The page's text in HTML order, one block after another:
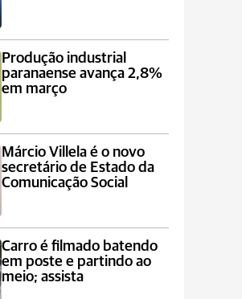
Produção industrial
paranaense avança 2,8%
em março
Márcio Villela é o novo
secretário de Estado da
Comunicação Social
Carro é filmado batendo
em poste e partindo ao
meio; assista